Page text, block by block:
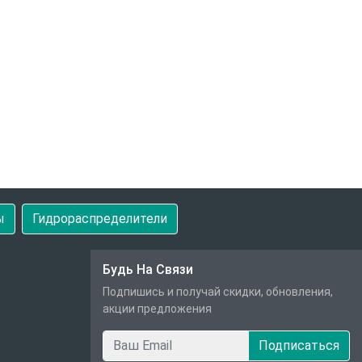
Гидрораспределители
Будь На Связи
Подпишись и получай скидки, обновления,
акции предложения
Подписаться